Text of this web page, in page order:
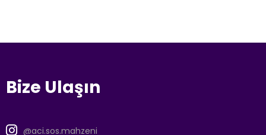
Bize Ulaşın
@aci.sos.mahzeni